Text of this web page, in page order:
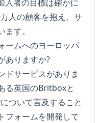
入者の目標は確かに
人の顧客を抱え、サ
す。
ームへのヨーロッパ
ありますか?
ドサービスがありま
る英国のBritboxと
ついて言及すること
フォームを開発して